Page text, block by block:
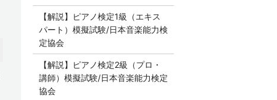
【解説】ピアノ検定1級（エキス
パート）模擬試験/日本音楽能力検
定協会
【解説】ピアノ検定2級（プロ・
講師）模擬試験/日本音楽能力検定
協会